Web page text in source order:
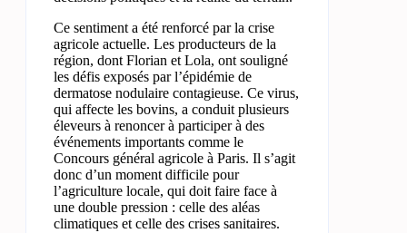
Ce sentiment a été renforcé par la crise
agricole actuelle. Les producteurs de la
région, dont Florian et Lola, ont souligné
les défis exposés par l’épidémie de
dermatose nodulaire contagieuse. Ce virus,
qui affecte les bovins, a conduit plusieurs
éleveurs à renoncer à participer à des
événements importants comme le
Concours général agricole à Paris. Il s’agit
donc d’un moment difficile pour
l’agriculture locale, qui doit faire face à
une double pression : celle des aléas
climatiques et celle des crises sanitaires.